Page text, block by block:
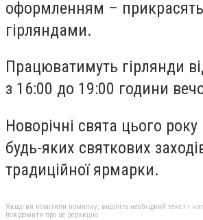
оформленням –
гірляндами.
Працюватимуть гірлянди
з 16:00 до 19:00 години
Новорічні свята цього
будь-яких святкових
традиційної ярмарки.
Якщо ви помітили помилку, виділіть необхідний текст і
повідомити про це редакцію